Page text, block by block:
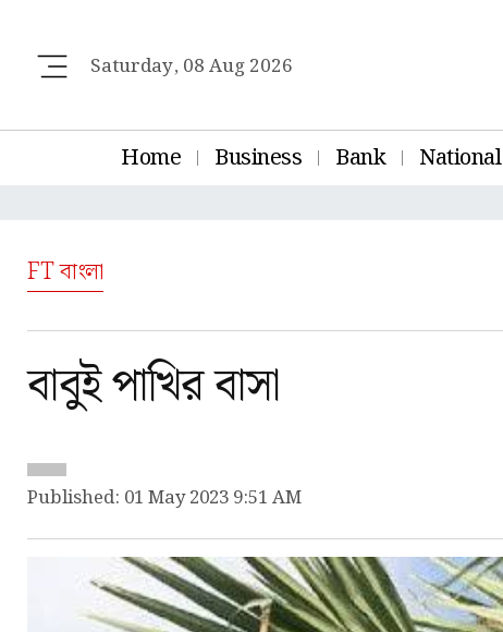
Saturday, 08 Aug 2026
Home Business Bank National
FT বাংলা
বাবুই পাখির বাসা
Published: 01 May 2023 9:51 AM